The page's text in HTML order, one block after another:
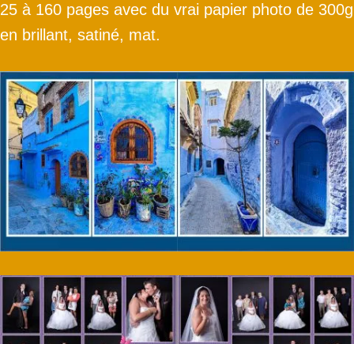
25 à 160 pages avec du vrai papier photo de 300g
en brillant, satiné, mat.